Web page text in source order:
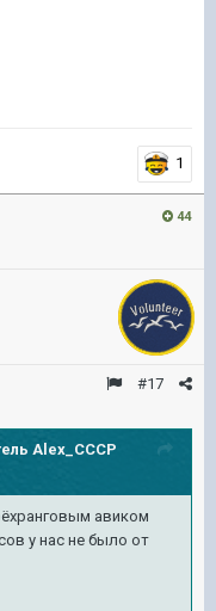
1
44
#17
Alex_CCCP
авиком
у нас не было от